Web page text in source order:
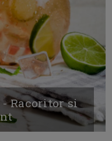
- Racoritor si